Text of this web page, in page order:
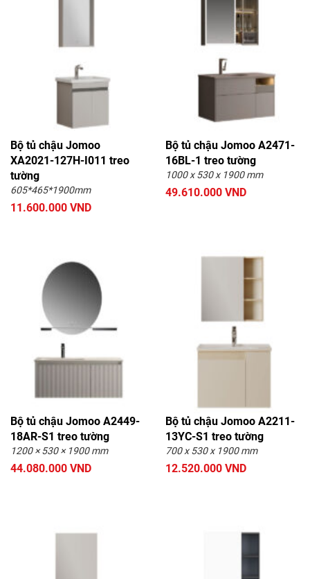
Bộ tủ chậu Jomoo
XA2021-127H-I011 treo
tường
605*465*1900mm
11.600.000 VND
Bộ tủ chậu Jomoo A2471-
16BL-1 treo tường
1000 x 530 x 1900 mm
49.610.000 VND
Bộ tủ chậu Jomoo A2449-
18AR-S1 treo tường
1200 × 530 × 1900 mm
44.080.000 VND
Bộ tủ chậu Jomoo A2211-
13YC-S1 treo tường
700 x 530 x 1900 mm
12.520.000 VND